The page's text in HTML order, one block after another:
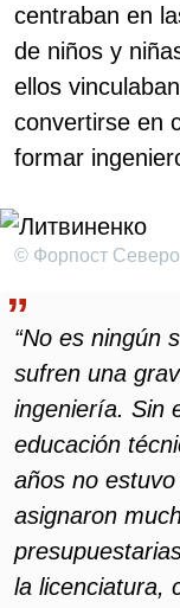
centraban en
de niños y
ellos
convertirse en
formar
© Форпост
“No es ningún
sufren una
ingeniería. Sin
educación
años no
asignaron
la licenciatura,